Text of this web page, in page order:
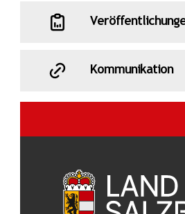
Kommunikation